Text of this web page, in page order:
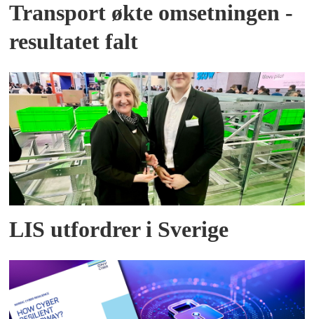
Transport økte omsetningen -
resultatet falt
LIS utfordrer i Sverige